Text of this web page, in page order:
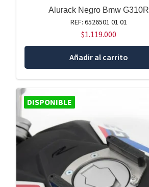
Alurack Negro Bmw G310R
REF: 6526501 01 01
$1.119.000
Añadir al carrito
DISPONIBLE